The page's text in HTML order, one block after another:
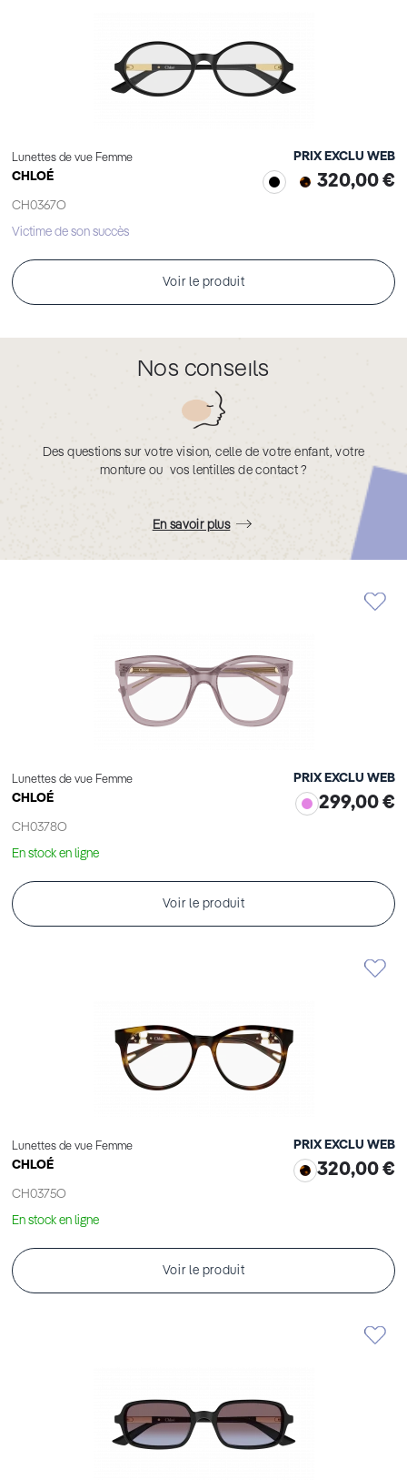
Lunettes de vue Femme
CHLOÉ
CH0367O
PRIX EXCLU WEB
320,00 €
Victime de son succès
Voir le produit
Nos conseils
Des questions sur votre vision, celle de votre enfant, votre
monture ou vos lentilles de contact ?
En savoir plus
Lunettes de vue Femme
CHLOÉ
CH0378O
PRIX EXCLU WEB
299,00 €
En stock en ligne
Voir le produit
Lunettes de vue Femme
CHLOÉ
CH0375O
PRIX EXCLU WEB
320,00 €
En stock en ligne
Voir le produit